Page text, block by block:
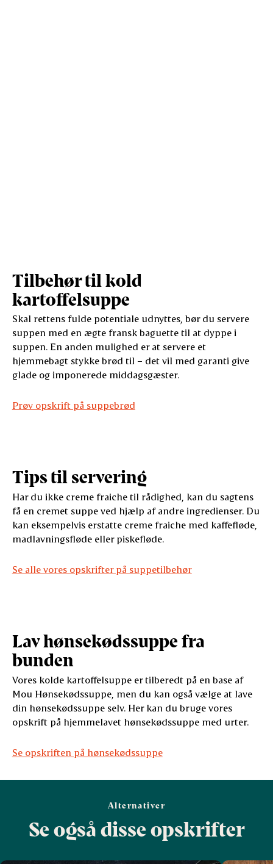
Tilbehør til kold
kartoffelsuppe
Skal rettens fulde potentiale udnyttes, bør du servere
suppen med en ægte fransk baguette til at dyppe i
suppen. En anden mulighed er at servere et
hjemmebagt stykke brød til – det vil med garanti give
glade og imponerede middagsgæster.
Prøv opskrift på suppebrød
Tips til servering
Har du ikke creme fraiche til rådighed, kan du sagtens
få en cremet suppe ved hjælp af andre ingredienser. Du
kan eksempelvis erstatte creme fraiche med kaffefløde,
madlavningsfløde eller piskefløde.
Se alle vores opskrifter på suppetilbehør
Lav hønsekødssuppe fra
bunden
Vores kolde kartoffelsuppe er tilberedt på en base af
Mou Hønsekødssuppe, men du kan også vælge at lave
din hønsekødssuppe selv. Her kan du bruge vores
opskrift på hjemmelavet hønsekødssuppe med urter.
Se opskriften på hønsekødssuppe
Alternativer
Se også disse opskrifter